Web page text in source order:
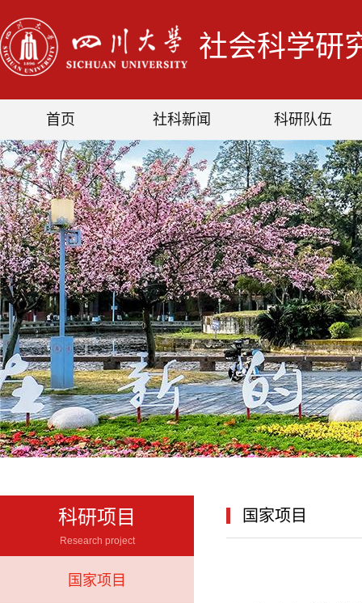
社会科学研
首页 社科新闻 科研队伍
科研项目
Research project
国家项目
国家项目